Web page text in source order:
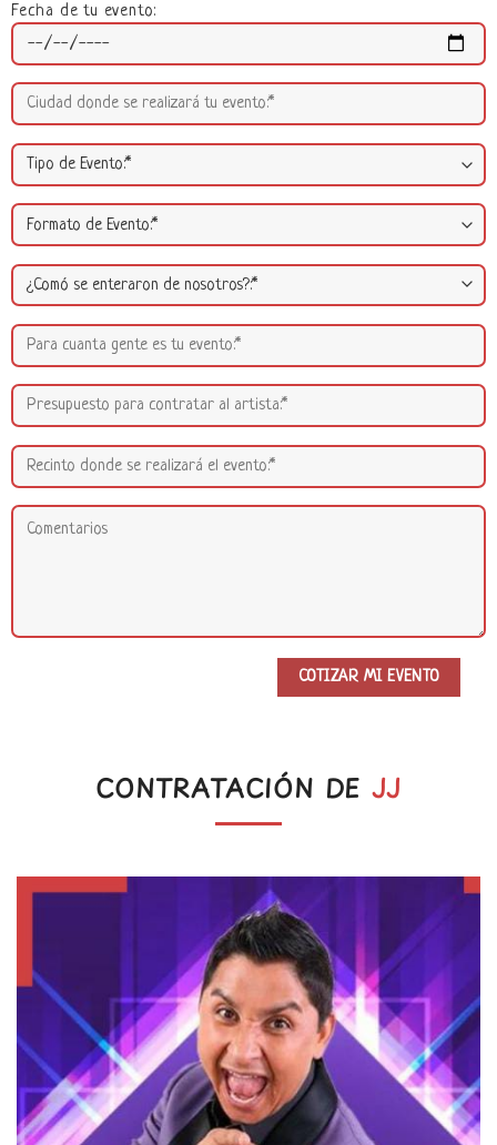
Fecha de tu evento:
CONTRATACIÓN DE JJ